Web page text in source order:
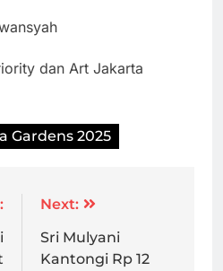
dan Art Jakarta
Gardens 2025
Next:
Sri Mulyani
Kantongi Rp 12